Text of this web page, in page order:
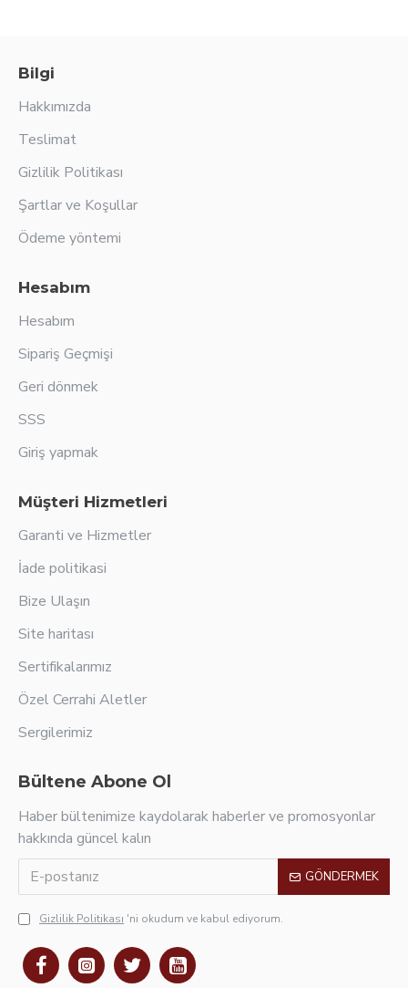
Bilgi
Hakkımızda
Teslimat
Gizlilik Politikası
Şartlar ve Koşullar
Ödeme yöntemi
Hesabım
Hesabım
Sipariş Geçmişi
Geri dönmek
SSS
Giriş yapmak
Müşteri Hizmetleri
Garanti ve Hizmetler
İade politikasi
Bize Ulaşın
Site haritası
Sertifikalarımız
Özel Cerrahi Aletler
Sergilerimiz
Bültene Abone Ol
Haber bültenimize kaydolarak haberler ve promosyonlar
hakkında güncel kalın
GÖNDERMEK
Gizlilik Politikası 'ni okudum ve kabul ediyorum.